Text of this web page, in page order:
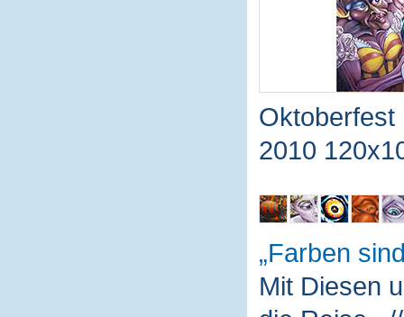
Oktoberfest
2010
Farben
Mit Diesen